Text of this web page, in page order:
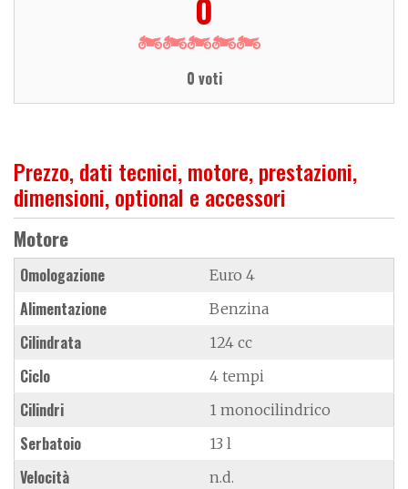
0 voti
Prezzo, dati tecnici, motore, prestazioni,
dimensioni, optional e accessori
Motore
Omologazione Euro 4
Alimentazione Benzina
Cilindrata 124 cc
Ciclo 4 tempi
Cilindri 1 monocilindrico
Serbatoio 13 l
Velocità n.d.